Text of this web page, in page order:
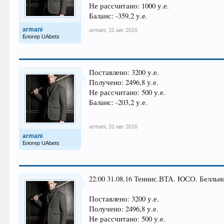
armani
Блогер UAbets
Не рассчитано: 1000 у.е.
Баланс: -359,2 у.е.
armani 31 авг 2016
armani
Блогер UAbets
Поставлено: 3200 у.е.
Получено: 2496,8 у.е.
Не рассчитано: 500 у.е.
Баланс: -203,2 у.е.
armani 31 авг 2016
22:00 31.08.16 Теннис.ВТА. ЮСО.
Поставлено: 3200 у.е.
Получено: 2496,8 у.е.
Не рассчитано: 500 у.е.